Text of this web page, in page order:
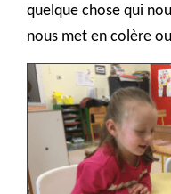
quelque chose qui
nous met en colère